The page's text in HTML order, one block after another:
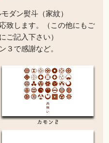
ダン熨斗（家紋）
致します。（この他にもご
ご記入下さい）
３で感謝など。